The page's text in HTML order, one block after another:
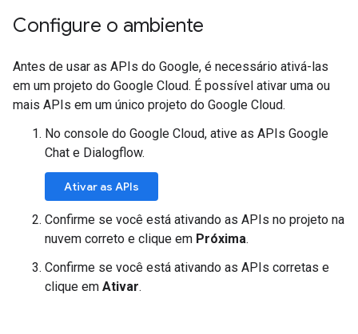
Configure o ambiente
Antes de usar as APIs do Google, é necessário ativá-las
em um projeto do Google Cloud. É possível ativar uma ou
mais APIs em um único projeto do Google Cloud.
No console do Google Cloud, ative as APIs Google
Chat e Dialogflow.
Ativar as APIs
Confirme se você está ativando as APIs no projeto na
nuvem correto e clique em Próxima.
Confirme se você está ativando as APIs corretas e
clique em Ativar.